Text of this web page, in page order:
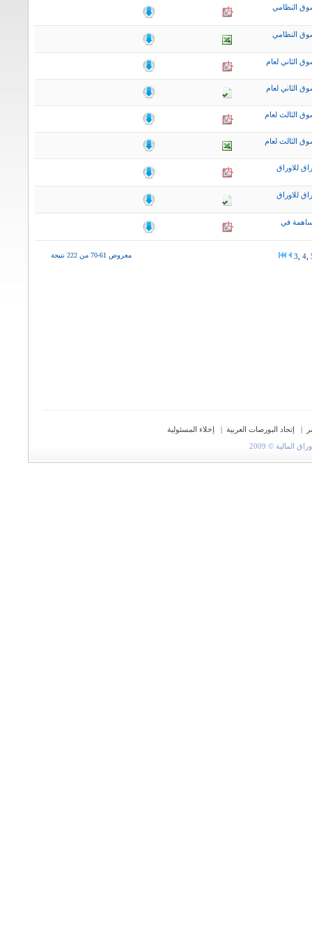
النظامي
النظامي
الثاني لعام
الثاني لعام
الثالث لعام
الثالث لعام
للاوراق
للاوراق
في
معروض 61-70 من 222 نتيجة 3 4
| إتحاد البورصات العربية |
إخلاء المسئولية
© 2009